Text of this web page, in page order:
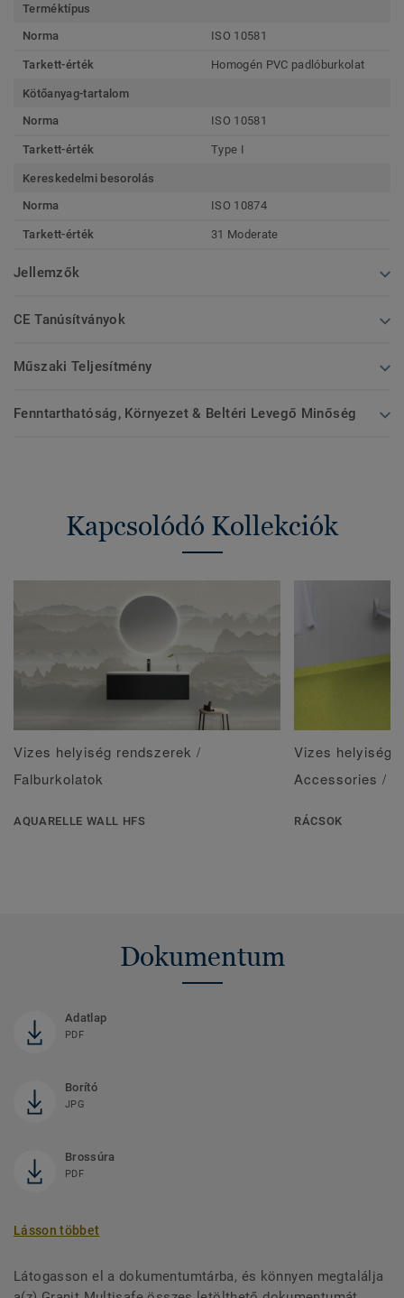
Terméktípus
Norma
ISO 10581
Tarkett-érték Homogén PVC padlóburkolat
Kötőanyag-tartalom
Norma
ISO 10581
Tarkett-érték Type I
Kereskedelmi besorolás
Norma
ISO 10874
Tarkett-érték 31 Moderate
Jellemzők
CE Tanúsítványok
Műszaki Teljesítmény
Fenntarthatóság, Környezet & Beltéri Levegő Minőség
Kapcsolódó Kollekciók
Vizes helyiség rendszerek /
Falburkolatok
AQUARELLE WALL HFS
Vizes helyiség
Accessories /
RÁCSOK
Dokumentum
Adatlap
PDF
Borító
JPG
Brossúra
PDF
Lásson többet
Látogasson el a dokumentumtárba, és könnyen megtalálja